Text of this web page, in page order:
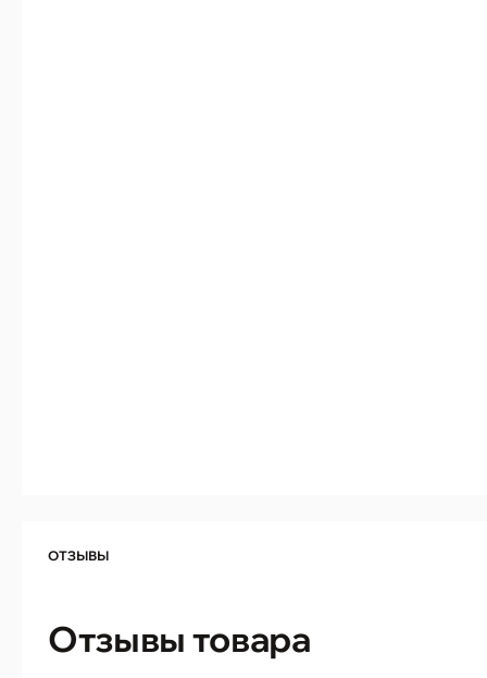
ОТЗЫВЫ
Отзывы товара